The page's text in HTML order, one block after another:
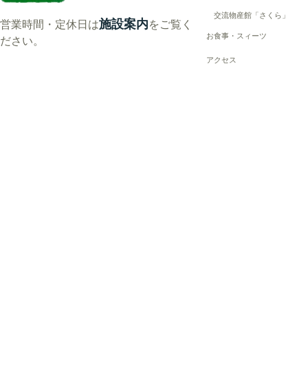
営業時間・定休日は施設案内をご覧く
ださい。
交流物産館「さくら」
お食事・スィーツ
アクセス